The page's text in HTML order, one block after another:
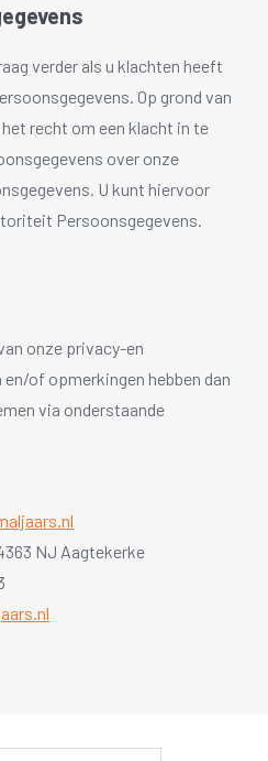
verder als u klachten heeft
Op grond van
recht om een klacht in te
over onze
U kunt hiervoor
Persoonsgegevens.
onze privacy-en
of opmerkingen hebben dan
via onderstaande
NJ Aagtekerke